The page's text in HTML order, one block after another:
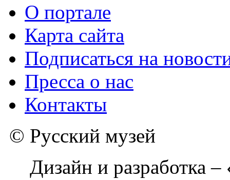
О портале
Карта сайта
Подписаться на
Пресса о нас
Контакты
© Русский музей
Дизайн и разработка